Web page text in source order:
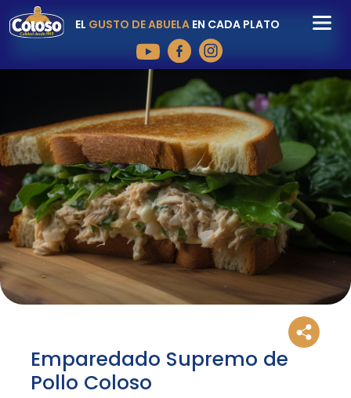
EL GUSTO DE ABUELAEN CADA PLATO
Emparedado Supremo de
Pollo Coloso